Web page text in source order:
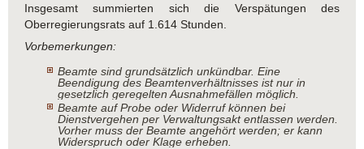
Insgesamt summierten sich die Verspätungen des
Oberregierungsrats auf 1.614 Stunden.
Vorbemerkungen:
Beamte sind grundsätzlich unkündbar. Eine
Beendigung des Beamtenverhältnisses ist nur in
gesetzlich geregelten Ausnahmefällen möglich.
Beamte auf Probe oder Widerruf können bei
Dienstvergehen per Verwaltungsakt entlassen werden.
Vorher muss der Beamte angehört werden; er kann
Widerspruch oder Klage erheben.